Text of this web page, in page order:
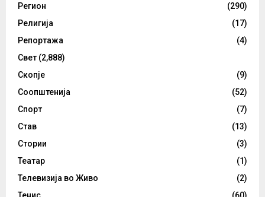
Регион
(290)
Религија
(17)
Репортажа
(4)
Свет (2,888)
Скопје
(9)
Соопштенија
(52)
Спорт
(7)
Став
(13)
Стории
(3)
Театар
(1)
Телевизија во Живо
(2)